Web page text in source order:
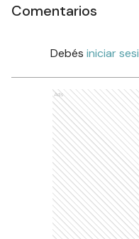
Comentarios
Debés iniciar
Ads